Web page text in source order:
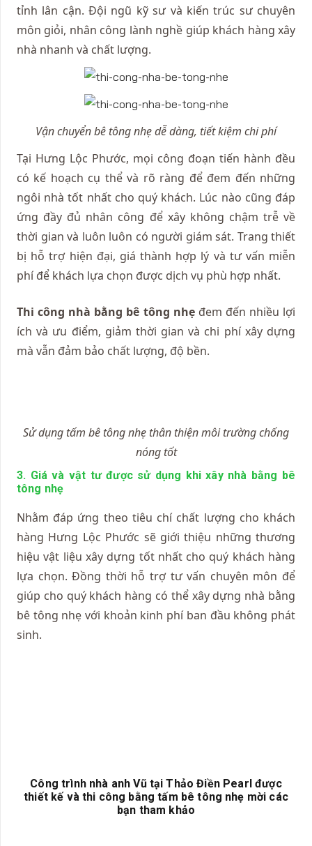
tỉnh lân cận. Đội ngũ kỹ sư và kiến trúc sư chuyên
môn giỏi, nhân công lành nghề giúp khách hàng xây
nhà nhanh và chất lượng.
Vận chuyển bê tông nhẹ dễ dàng, tiết kiệm chi phí
Tại Hưng Lộc Phước, mọi công đoạn tiến hành đều
có kế hoạch cụ thể và rõ ràng để đem đến những
ngôi nhà tốt nhất cho quý khách. Lúc nào cũng đáp
ứng đầy đủ nhân công để xây không chậm trễ về
thời gian và luôn luôn có người giám sát. Trang thiết
bị hỗ trợ hiện đại, giá thành hợp lý và tư vấn miễn
phí để khách lựa chọn được dịch vụ phù hợp nhất.
Thi công nhà bằng bê tông nhẹđem đến nhiều lợi
ích và ưu điểm, giảm thời gian và chi phí xây dựng
mà vẫn đảm bảo chất lượng, độ bền.
Sử dụng tấm bê tông nhẹ thân thiện môi trường chống
nóng tốt
3. Giá và vật tư được sử dụng khi xây nhà bằng bê
tông nhẹ
Nhằm đáp ứng theo tiêu chí chất lượng cho khách
hàng Hưng Lộc Phước sẽ giới thiệu những thương
hiệu vật liệu xây dựng tốt nhất cho quý khách hàng
lựa chọn. Đồng thời hỗ trợ tư vấn chuyên môn để
giúp cho quý khách hàng có thể xây dựng nhà bằng
bê tông nhẹ với khoản kinh phí ban đầu không phát
sinh.
Công trình nhà anh Vũ tại Thảo Điền Pearl được
thiết kế và thi công bằng tấm bê tông nhẹ mời các
bạn tham khảo